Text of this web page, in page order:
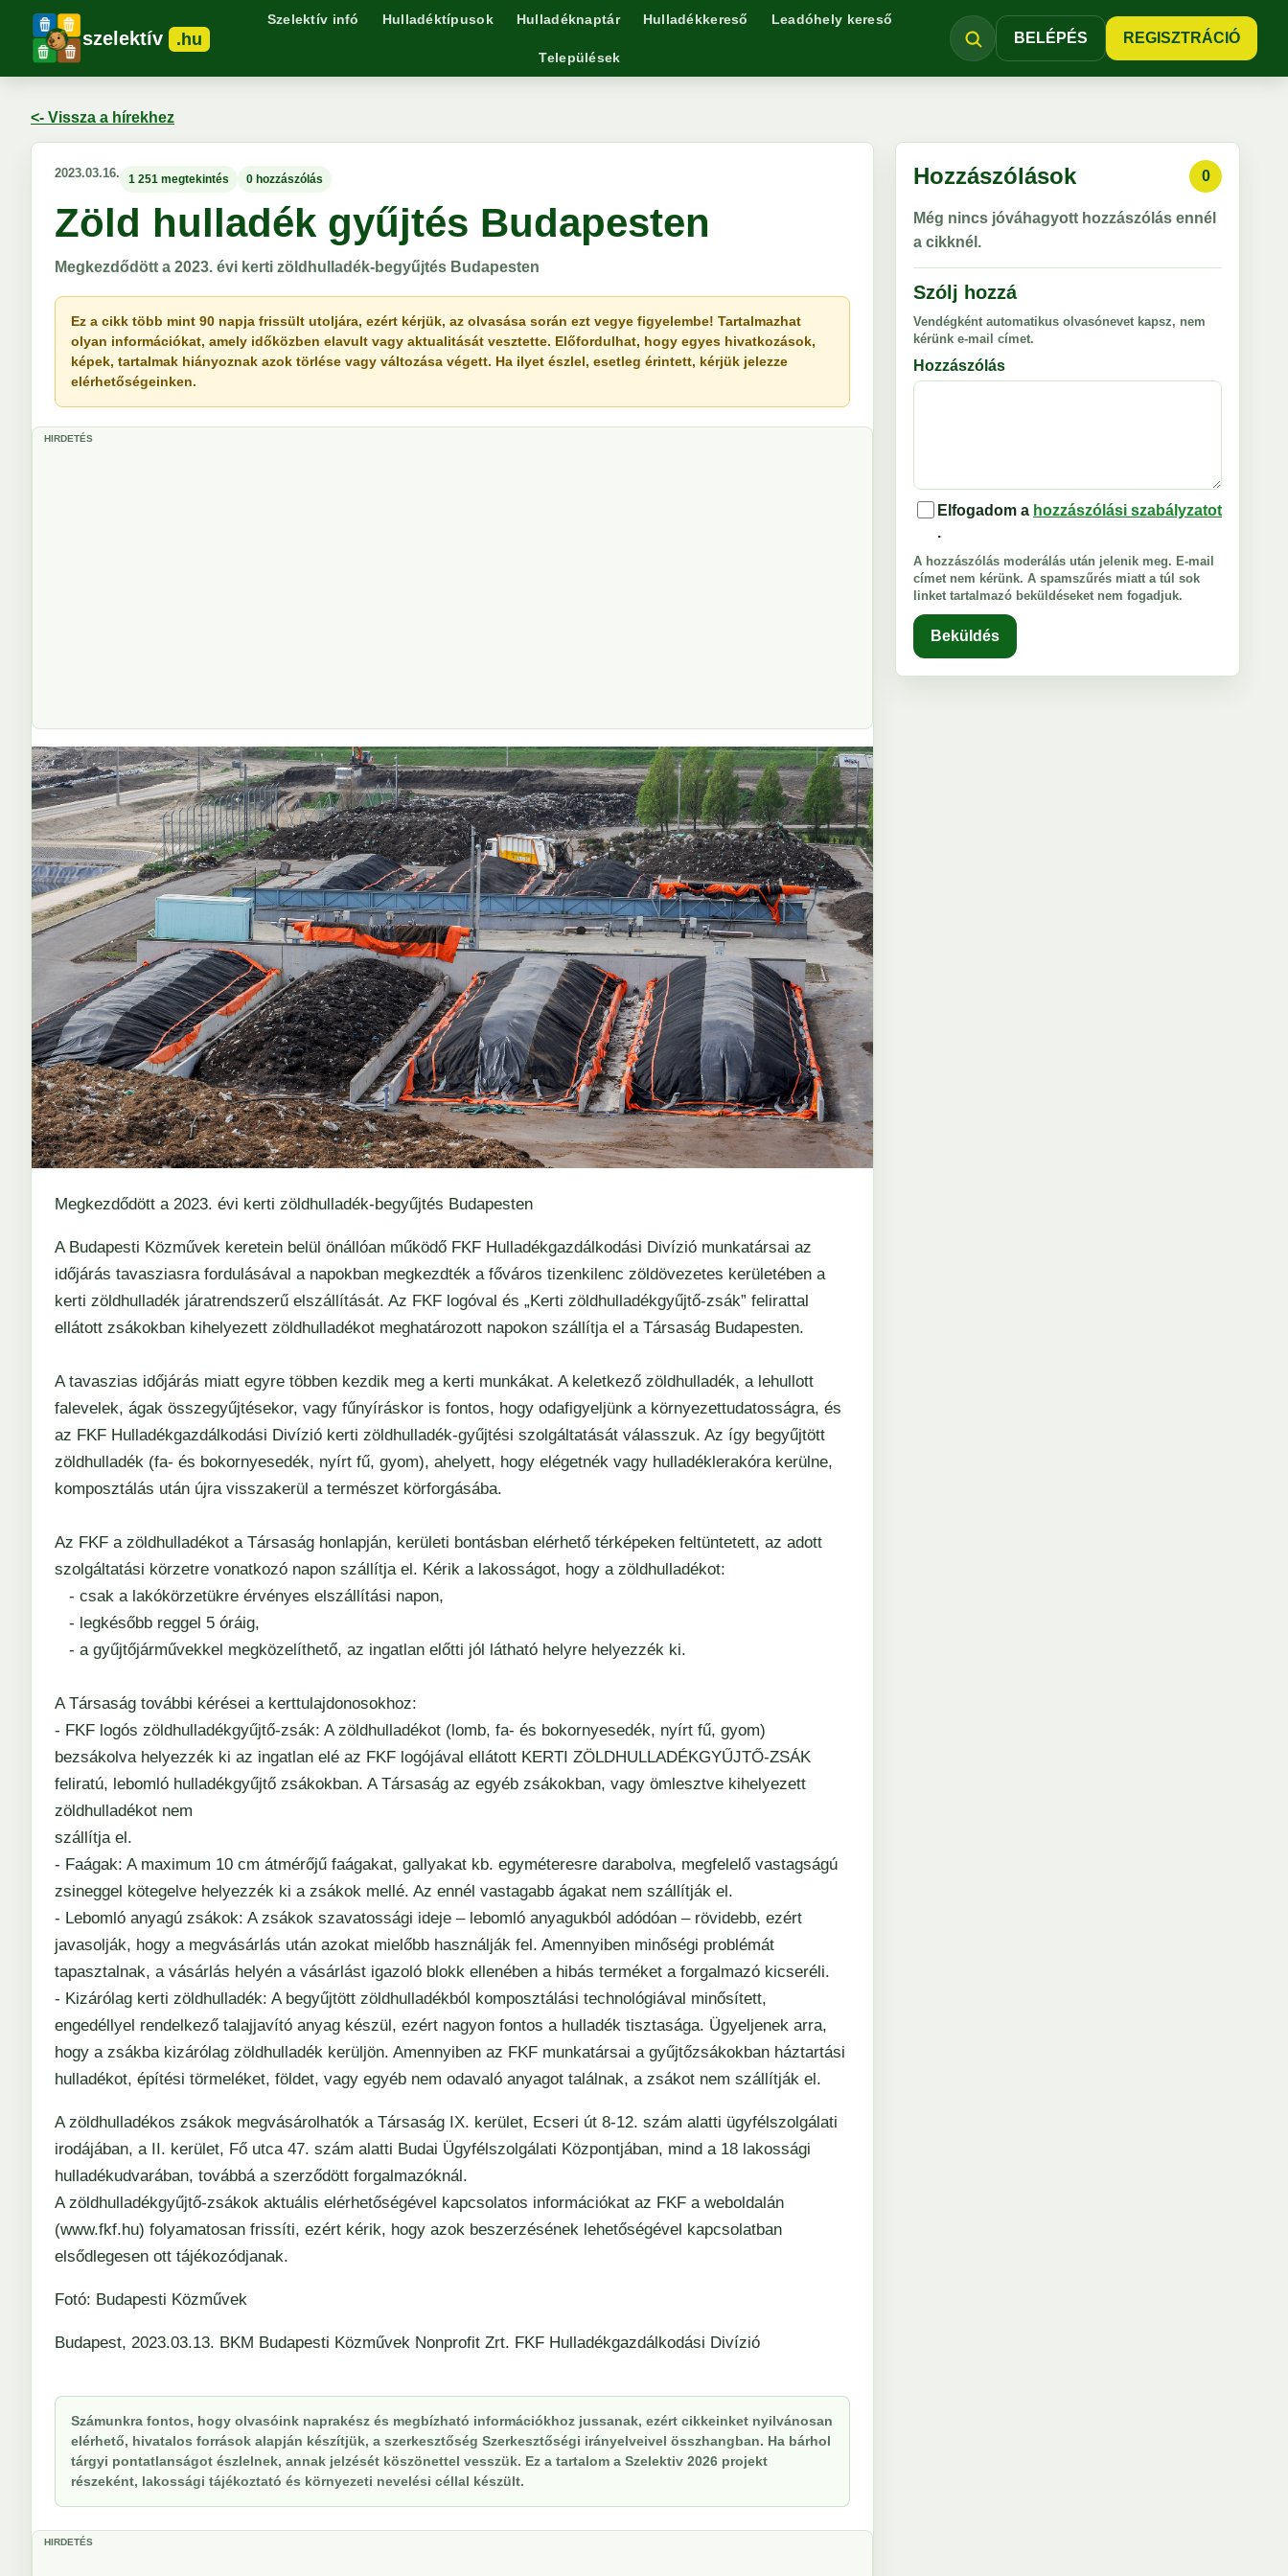
szelektív .hu
Szelektív infó Hulladéktípusok Hulladéknaptár Hulladékkereső Leadóhely kereső
Települések
BELÉPÉS REGISZTRÁCIÓ
<- Vissza a hírekhez
2023.03.16. 1 251 megtekintés 0 hozzászólás
Zöld hulladék gyűjtés Budapesten
Megkezdődött a 2023. évi kerti zöldhulladék-begyűjtés Budapesten
Ez a cikk több mint 90 napja frissült utoljára, ezért kérjük, az olvasása során ezt vegye figyelembe! Tartalmazhat
olyan információkat, amely időközben elavult vagy aktualitását vesztette. Előfordulhat, hogy egyes hivatkozások,
képek, tartalmak hiányoznak azok törlése vagy változása végett. Ha ilyet észlel, esetleg érintett, kérjük jelezze
elérhetőségeinken.
HIRDETÉS
Megkezdődött a 2023. évi kerti zöldhulladék-begyűjtés Budapesten
A Budapesti Közművek keretein belül önállóan működő FKF Hulladékgazdálkodási Divízió munkatársai az
időjárás tavasziasra fordulásával a napokban megkezdték a főváros tizenkilenc zöldövezetes kerületében a
kerti zöldhulladék járatrendszerű elszállítását. Az FKF logóval és „Kerti zöldhulladékgyűjtő-zsák” felirattal
ellátott zsákokban kihelyezett zöldhulladékot meghatározott napokon szállítja el a Társaság Budapesten.
A tavaszias időjárás miatt egyre többen kezdik meg a kerti munkákat. A keletkező zöldhulladék, a lehullott
falevelek, ágak összegyűjtésekor, vagy fűnyíráskor is fontos, hogy odafigyeljünk a környezettudatosságra, és
az FKF Hulladékgazdálkodási Divízió kerti zöldhulladék-gyűjtési szolgáltatását válasszuk. Az így begyűjtött
zöldhulladék (fa- és bokornyesedék, nyírt fű, gyom), ahelyett, hogy elégetnék vagy hulladéklerakóra kerülne,
komposztálás után újra visszakerül a természet körforgásába.
Az FKF a zöldhulladékot a Társaság honlapján, kerületi bontásban elérhető térképeken feltüntetett, az adott
szolgáltatási körzetre vonatkozó napon szállítja el. Kérik a lakosságot, hogy a zöldhulladékot:
- csak a lakókörzetükre érvényes elszállítási napon,
- legkésőbb reggel 5 óráig,
- a gyűjtőjárművekkel megközelíthető, az ingatlan előtti jól látható helyre helyezzék ki.
A Társaság további kérései a kerttulajdonosokhoz:
- FKF logós zöldhulladékgyűjtő-zsák: A zöldhulladékot (lomb, fa- és bokornyesedék, nyírt fű, gyom)
bezsákolva helyezzék ki az ingatlan elé az FKF logójával ellátott KERTI ZÖLDHULLADÉKGYŰJTŐ-ZSÁK
feliratú, lebomló hulladékgyűjtő zsákokban. A Társaság az egyéb zsákokban, vagy ömlesztve kihelyezett
zöldhulladékot nem
szállítja el.
- Faágak: A maximum 10 cm átmérőjű faágakat, gallyakat kb. egyméteresre darabolva, megfelelő vastagságú
zsineggel kötegelve helyezzék ki a zsákok mellé. Az ennél vastagabb ágakat nem szállítják el.
- Lebomló anyagú zsákok: A zsákok szavatossági ideje – lebomló anyagukból adódóan – rövidebb, ezért
javasolják, hogy a megvásárlás után azokat mielőbb használják fel. Amennyiben minőségi problémát
tapasztalnak, a vásárlás helyén a vásárlást igazoló blokk ellenében a hibás terméket a forgalmazó kicseréli.
- Kizárólag kerti zöldhulladék: A begyűjtött zöldhulladékból komposztálási technológiával minősített,
engedéllyel rendelkező talajjavító anyag készül, ezért nagyon fontos a hulladék tisztasága. Ügyeljenek arra,
hogy a zsákba kizárólag zöldhulladék kerüljön. Amennyiben az FKF munkatársai a gyűjtőzsákokban háztartási
hulladékot, építési törmeléket, földet, vagy egyéb nem odavaló anyagot találnak, a zsákot nem szállítják el.
A zöldhulladékos zsákok megvásárolhatók a Társaság IX. kerület, Ecseri út 8-12. szám alatti ügyfélszolgálati
irodájában, a II. kerület, Fő utca 47. szám alatti Budai Ügyfélszolgálati Központjában, mind a 18 lakossági
hulladékudvarában, továbbá a szerződött forgalmazóknál.
A zöldhulladékgyűjtő-zsákok aktuális elérhetőségével kapcsolatos információkat az FKF a weboldalán
(www.fkf.hu) folyamatosan frissíti, ezért kérik, hogy azok beszerzésének lehetőségével kapcsolatban
elsődlegesen ott tájékozódjanak.
Fotó: Budapesti Közművek
Budapest, 2023.03.13. BKM Budapesti Közművek Nonprofit Zrt. FKF Hulladékgazdálkodási Divízió
Számunkra fontos, hogy olvasóink naprakész és megbízható információkhoz jussanak, ezért cikkeinket nyilvánosan
elérhető, hivatalos források alapján készítjük, a szerkesztőség Szerkesztőségi irányelveivel összhangban. Ha bárhol
tárgyi pontatlanságot észlelnek, annak jelzését köszönettel vesszük. Ez a tartalom a Szelektiv 2026 projekt
részeként, lakossági tájékoztató és környezeti nevelési céllal készült.
HIRDETÉS
Hozzászólások 0
Még nincs jóváhagyott hozzászólás ennél
a cikknél.
Szólj hozzá
Vendégként automatikus olvasónevet kapsz, nem
kérünk e-mail címet.
Hozzászólás
Elfogadom a hozzászólási szabályzatot
.
A hozzászólás moderálás után jelenik meg. E-mail
címet nem kérünk. A spamszűrés miatt a túl sok
linket tartalmazó beküldéseket nem fogadjuk.
Beküldés